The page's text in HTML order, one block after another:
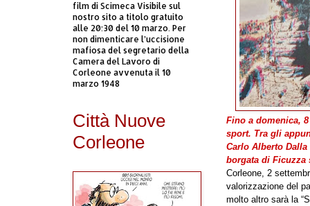
Fino a domenica,
sport. Tra gli
Carlo Alberto
borgata di Ficuzza
Corleone, 2
valorizzazione del
molto altro sarà la
film di Scimeca Visibile sul
nostro sito a titolo gratuito
alle 20:30 del 10 marzo. Per
non dimenticare l’uccisione
mafiosa del segretario della
Camera del Lavoro di
Corleone avvenuta il 10
marzo 1948
Città Nuove
Corleone